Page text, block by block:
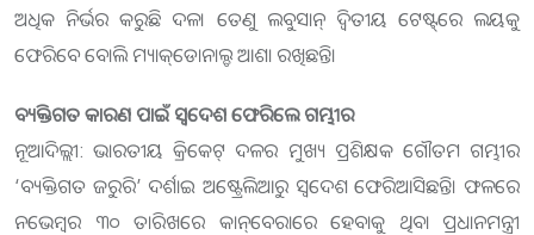
ଅଧିକ ନିର୍ଭର କରୁଛି ଦଳ। ତେଣୁ ଲବୁସାନ୍‌ ଦ୍ବିତୀୟ ଟେଷ୍ଟ୍‌ରେ ଲୟକୁ
ଫେରିବେ ବୋଲି ମ୍ୟାକ୍‌ଡୋନାଲ୍ଡ ଆଶା ରଖିଛନ୍ତି।
ବ୍ୟକ୍ତିଗତ କାରଣ ପାଇଁ ସ୍ବଦେଶ ଫେରିଲେ ଗମ୍ଭୀର
ନୂଆଦିଲ୍ଲୀ: ଭାରତୀୟ କ୍ରିକେଟ୍‌ ଦଳର ମୁଖ୍ୟ ପ୍ରଶିକ୍ଷକ ଗୌତମ ଗମ୍ଭୀର
‘ବ୍ୟକ୍ତିଗତ ଜରୁରି’ ଦର୍ଶାଇ ଅଷ୍ଟ୍ରେଲିଆରୁ ସ୍ବଦେଶ ଫେରିଆସିଛନ୍ତି। ଫଳରେ
ନଭେମ୍ବର ୩୦ ତାରିଖରେ କାନ୍‌ବେରାରେ ହେବାକୁ ଥିବା ପ୍ରଧାନମନ୍ତ୍ରୀ